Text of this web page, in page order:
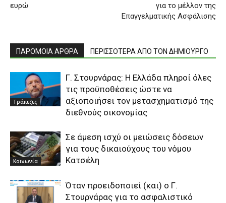
ευρώ
για το μέλλον της
Επαγγελματικής Ασφάλισης
ΠΑΡΟΜΟΙΑ ΑΡΘΡΑ ΠΕΡΙΣΣΟΤΕΡΑ ΑΠΟ ΤΟΝ ΔΗΜΙΟΥΡΓΟ
Τράπεζες
Γ. Στουρνάρας: Η Ελλάδα πληροί όλες
τις προϋποθέσεις ώστε να
αξιοποιήσει τον μετασχηματισμό της
διεθνούς οικονομίας
Κοινωνία
Σε άμεση ισχύ οι μειώσεις δόσεων
για τους δικαιούχους του νόμου
Kατσέλη
Όταν προειδοποιεί (και) ο Γ.
Στουρνάρας για το ασφαλιστικό